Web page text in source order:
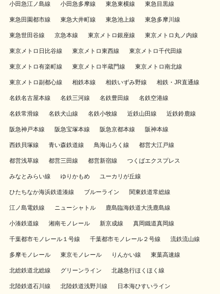
小田急江ノ島線 小田急多摩線 東急東横線 東急目黒線
東急田園都市線 東急大井町線 東急池上線 東急多摩川線
東急世田谷線 京急本線 東京メトロ銀座線 東京メトロ丸ノ内線
東京メトロ日比谷線 東京メトロ東西線 東京メトロ千代田線
東京メトロ有楽町線 東京メトロ半蔵門線 東京メトロ南北線
東京メトロ副都心線 相鉄本線 相鉄いずみ野線 相鉄・JR直通線
名鉄名古屋本線 名鉄三河線 名鉄豊田線 名鉄空港線
名鉄常滑線 名鉄犬山線 名鉄小牧線 近鉄山田線 近鉄鈴鹿線
阪急神戸本線 阪急宝塚本線 阪急京都本線 阪神本線
西鉄貝塚線 青い森鉄道線 鳥海山ろく線 都営大江戸線
都営浅草線 都営三田線 都営新宿線 つくばエクスプレス
みなとみらい線 ゆりかもめ ユーカリが丘線
ひたちなか海浜鉄道湊線 ブルーライン 関東鉄道常総線
江ノ島電鉄線 ニューシャトル 鹿島臨海鉄道大洗鹿島線
小湊鉄道線 湘南モノレール 新京成線 真岡鐵道真岡線
千葉都市モノレール１号線 千葉都市モノレール２号線 流鉄流山線
多摩モノレール 東京モノレール りんかい線 東葉高速線
北総鉄道北総線 グリーンライン 北越急行ほくほく線
北陸鉄道石川線 北陸鉄道浅野川線 日本海ひすいライン